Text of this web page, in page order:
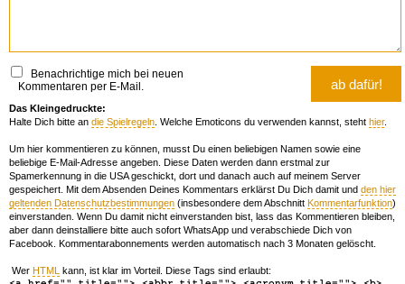
Benachrichtige mich bei neuen
Kommentaren per E-Mail.
Das Kleingedruckte:
Halte Dich bitte an die Spielregeln . Welche Emoticons du verwenden kannst, steht hier.
Um hier kommentieren zu können, musst Du einen beliebigen Namen sowie eine
beliebige E-Mail-Adresse angeben. Diese Daten werden dann erstmal zur
Spamerkennung in die USA geschickt, dort und danach auch auf meinem Server
gespeichert. Mit dem Absenden Deines Kommentars erklärst Du Dich damit und den hier
geltenden Datenschutzbestimmungen (insbesondere dem Abschnitt Kommentarfunktion)
einverstanden. Wenn Du damit nicht einverstanden bist, lass das Kommentieren bleiben,
aber dann deinstalliere bitte auch sofort WhatsApp und verabschiede Dich von
Facebook. Kommentarabonnements werden automatisch nach 3 Monaten gelöscht.
Wer HTML kann, ist klar im Vorteil. Diese Tags sind erlaubt: